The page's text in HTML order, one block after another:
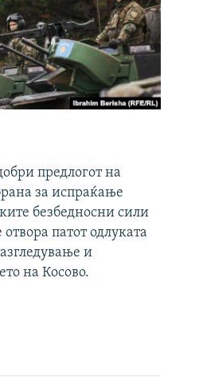
предлогот на
за испраќање
безбедносни сили
патот одлуката
и
на Косово.